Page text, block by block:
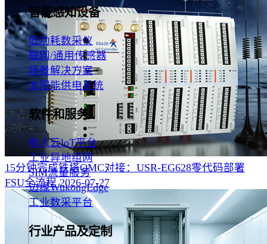
智能感知设备
低功耗数采仪
联网/通用传感器
场景解决方案
太阳能供电系统
软件和服务
有人云loT平台
工业异地组网
SIM流量服务
边缘WukongEdge
工业数采平台
行业产品及定制
15分钟完成铁塔OMC对接：USR-EG628零代码部署
FSU全流程‌ 2026-07-27